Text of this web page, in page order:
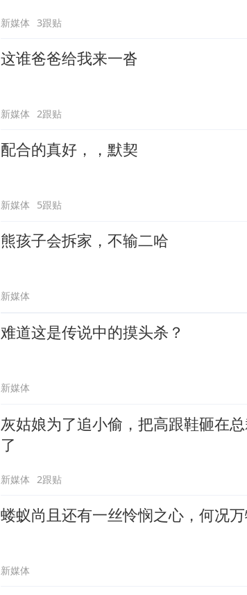
新媒体 3跟贴
这谁爸爸给我来一沓
新媒体 2跟贴
配合的真好，，默契
新媒体 5跟贴
熊孩子会拆家，不输二哈
新媒体
难道这是传说中的摸头杀？
新媒体
灰姑娘为了追小偷，把高跟鞋砸在
了
新媒体 2跟贴
蝼蚁尚且还有一丝怜悯之心，何况万
新媒体